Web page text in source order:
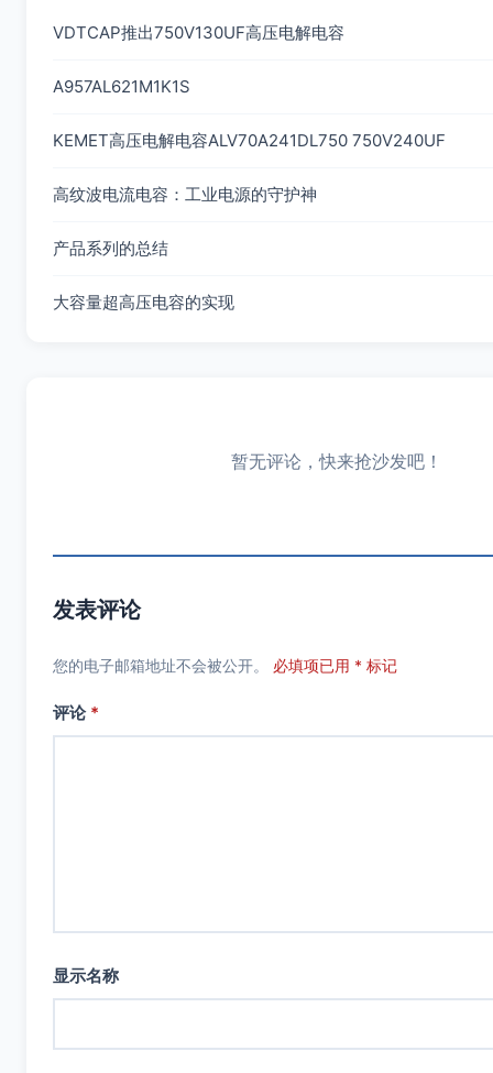
VDTCAP推出750V130UF高压电解电容
A957AL621M1K1S
KEMET高压电解电容ALV70A241DL750 750V240UF
高纹波电流电容：工业电源的守护神
产品系列的总结
大容量超高压电容的实现
暂无评论，快来抢沙发吧！
发表评论
您的电子邮箱地址不会被公开。 必填项已用 * 标记
评论 *
显示名称